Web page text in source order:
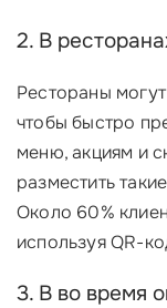
2. В
Рестораны
чтобы быстро
меню, акциям и
разместить
Около 60%
используя QR-
3. В во время